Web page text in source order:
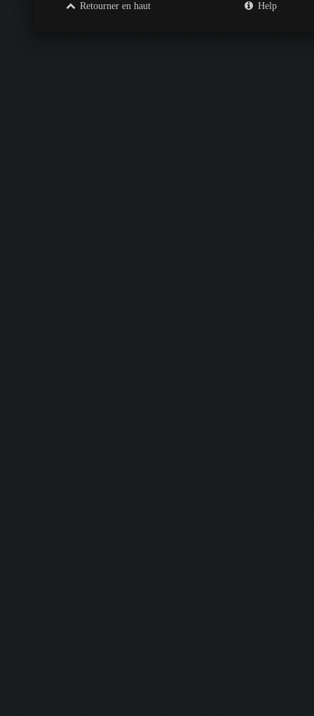
Retourner en haut
Help